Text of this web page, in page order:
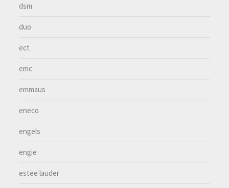
dsm
duo
ect
emc
emmaus
eneco
engels
engie
estee lauder